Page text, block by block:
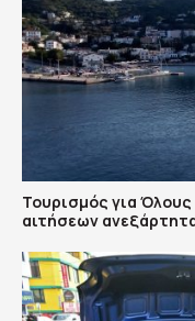
Τουρισμός για
αιτήσεων